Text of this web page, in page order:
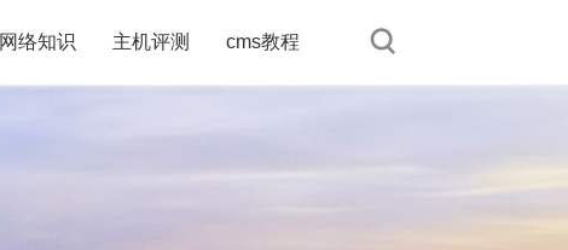
网络知识 主机评测 cms教程
网络知识 主机评测 cms教程